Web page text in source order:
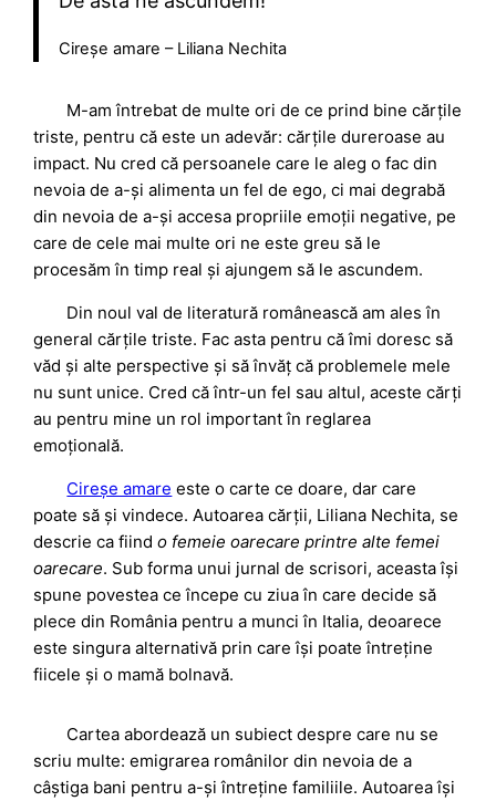
Cireșe amare – Liliana Nechita
M-am întrebat de multe ori de ce prind bine cărțile
triste, pentru că este un adevăr: cărțile dureroase au
impact. Nu cred că persoanele care le aleg o fac din
nevoia de a-și alimenta un fel de ego, ci mai degrabă
din nevoia de a-și accesa propriile emoții negative, pe
care de cele mai multe ori ne este greu să le
procesăm în timp real și ajungem să le ascundem.
Din noul val de literatură românească am ales în
general cărțile triste. Fac asta pentru că îmi doresc să
văd și alte perspective și să învăț că problemele mele
nu sunt unice. Cred că într-un fel sau altul, aceste cărți
au pentru mine un rol important în reglarea
emoțională.
Cireșe amare este o carte ce doare, dar care
poate să și vindece. Autoarea cărții, Liliana Nechita, se
descrie ca fiindo femeie oarecare printre alte femei
oarecare. Sub forma unui jurnal de scrisori, aceasta își
spune povestea ce începe cu ziua în care decide să
plece din România pentru a munci în Italia, deoarece
este singura alternativă prin care își poate întreține
fiicele și o mamă bolnavă.
Cartea abordează un subiect despre care nu se
scriu multe: emigrarea românilor din nevoia de a
câștiga bani pentru a-și întreține familiile. Autoarea își